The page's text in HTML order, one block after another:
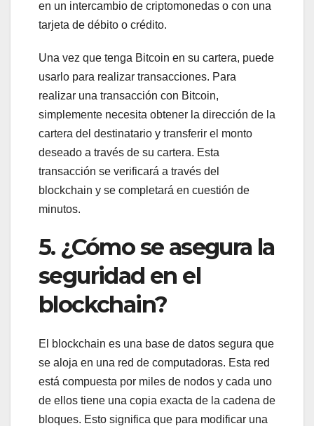
en un intercambio de criptomonedas o con una
tarjeta de débito o crédito.
Una vez que tenga Bitcoin en su cartera, puede
usarlo para realizar transacciones. Para
realizar una transacción con Bitcoin,
simplemente necesita obtener la dirección de la
cartera del destinatario y transferir el monto
deseado a través de su cartera. Esta
transacción se verificará a través del
blockchain y se completará en cuestión de
minutos.
5. ¿Cómo se asegura la
seguridad en el
blockchain?
El blockchain es una base de datos segura que
se aloja en una red de computadoras. Esta red
está compuesta por miles de nodos y cada uno
de ellos tiene una copia exacta de la cadena de
bloques. Esto significa que para modificar una